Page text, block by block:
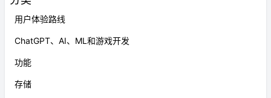
用户体验路线
ChatGPT、AI、ML和游戏开发
功能
存储